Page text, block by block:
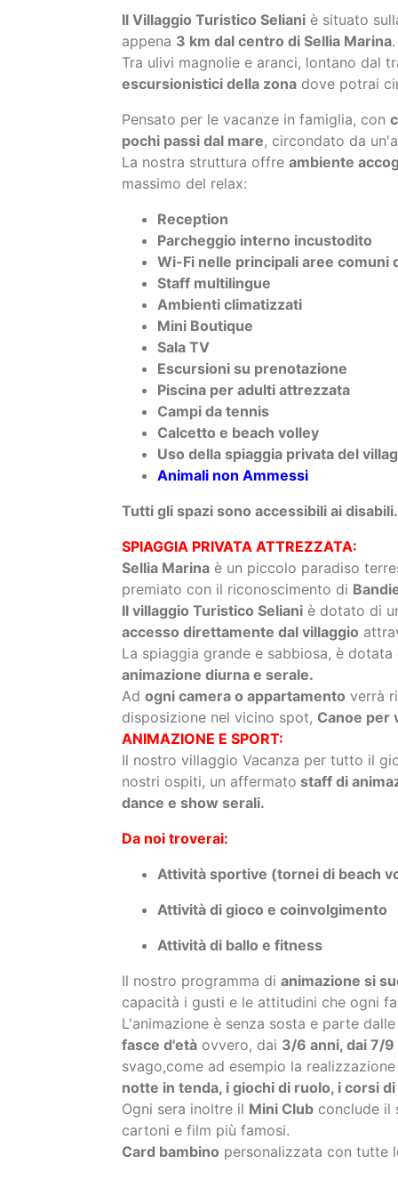
Pensato per le vacanze in famiglia, con
pochi passi dal mare, circondato da
La nostra struttura offreambiente
Reception
Parcheggio interno incustodito
Wi-Fi nelle principali aree comuni
Ambienti climatizzati
Mini Boutique
Sala TV
Escursioni su prenotazione
Piscina per adulti attrezzata
Campi da tennis
Calcetto e beach volley
Uso della spiaggia privata del
Animali non Ammessi
Tutti gli spazi sono accessibili ai disabili.
SPIAGGIA PRIVATA ATTREZZATA:
premiato con il riconoscimento di
accesso direttamente dal villaggio
La spiaggia grande e sabbiosa, è
animazione diurna e serale.
Adogni camera o appartamentoverrà
disposizione nel vicino spot,Canoe per
ANIMAZIONE E SPORT:
Il nostro villaggio Vacanza per tutto il
nostri ospiti, un affermatostaff di
dance e show serali.
Da noi troverai:
Attività sportive (tornei di beach
Attività di gioco e coinvolgimento
Attività di ballo e fitness
​Il nostro programma di animazione si
capacità i gusti e le attitudini che ogni
L'animazione è senza sosta e parte
svago,come ad esempio la
notte in tenda, i giochi di ruolo, i corsi
Ogni sera inoltre ilMini Clubconclude il
cartoni e film più famosi.
Card bambinopersonalizzata con tutte
Contattaci oraper